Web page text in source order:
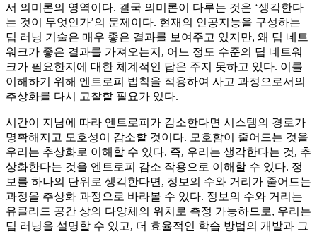
서 의미론의 영역이다. 결국 의미론이 다루는 것은 ‘생각한다
는 것이 무엇인가’의 문제이다. 현재의 인공지능을 구성하는
딥 러닝 기술은 매우 좋은 결과를 보여주고 있지만, 왜 딥 네트
워크가 좋은 결과를 가져오는지, 어느 정도 수준의 딥 네트워
크가 필요한지에 대한 체계적인 답은 주지 못하고 있다. 이를
이해하기 위해 엔트로피 법칙을 적용하여 사고 과정으로서의
추상화를 다시 고찰할 필요가 있다.
시간이 지남에 따라 엔트로피가 감소한다면 시스템의 경로가
명확해지고 모호성이 감소할 것이다. 모호함이 줄어드는 것을
우리는 추상화로 이해할 수 있다. 즉, 우리는 생각한다는 것, 추
상화한다는 것을 엔트로피 감소 작용으로 이해할 수 있다. 정
보를 하나의 단위로 생각한다면, 정보의 수와 거리가 줄어드는
과정을 추상화 과정으로 바라볼 수 있다. 정보의 수와 거리는
유클리드 공간 상의 다양체의 위치로 측정 가능하므로, 우리는
딥 러닝을 설명할 수 있고, 더 효율적인 학습 방법의 개발과 그